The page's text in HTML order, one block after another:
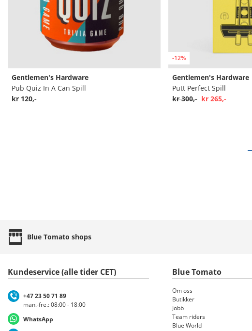
Gentlemen's Hardware
Pub Quiz In A Can Spill
kr 120,-
-12%
Gentlemen's Hardware
Putt Perfect Spill
kr 300,- kr 265,-
Blue Tomato shops
Kundeservice (alle tider CET)
+47 23 50 71 89
man.-fre.: 08:00 - 18:00
WhatsApp
Blue Tomato
Om oss
Butikker
Jobb
Team riders
Blue World